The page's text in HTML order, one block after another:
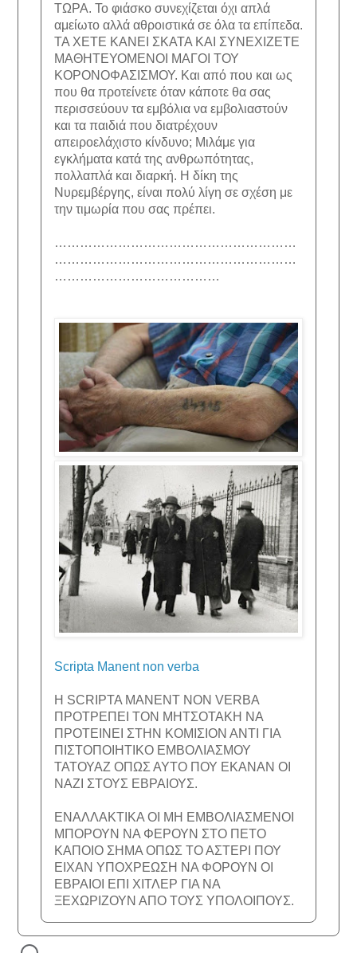
ΤΩΡΑ. Το φιάσκο συνεχίζεται όχι απλά
αμείωτο αλλά αθροιστικά σε όλα τα επίπεδα.
ΤΑ ΧΕΤΕ ΚΑΝΕΙ ΣΚΑΤΑ ΚΑΙ ΣΥΝΕΧΙΖΕΤΕ
ΜΑΘΗΤΕΥΟΜΕΝΟΙ ΜΑΓΟΙ ΤΟΥ
ΚΟΡΟΝΟΦΑΣΙΣΜΟΥ. Και από που και ως
που θα προτείνετε όταν κάποτε θα σας
περισσεύουν τα εμβόλια να εμβολιαστούν
και τα παιδιά που διατρέχουν
απειροελάχιστο κίνδυνο; Μιλάμε για
εγκλήματα κατά της ανθρωπότητας,
πολλαπλά και διαρκή. Η δίκη της
Νυρεμβέργης, είναι πολύ λίγη σε σχέση με
την τιμωρία που σας πρέπει.
…………………………………………………
…………………………………………………
…………………………………
Scripta Manent non verba
Η SCRIPTA MANENT NON VERBA
ΠΡΟΤΡΕΠΕΙ ΤΟΝ ΜΗΤΣΟΤΑΚΗ ΝΑ
ΠΡΟΤΕΙΝΕΙ ΣΤΗΝ ΚΟΜΙΣΙΟΝ ΑΝΤΙ ΓΙΑ
ΠΙΣΤΟΠΟΙΗΤΙΚΟ ΕΜΒΟΛΙΑΣΜΟΥ
ΤΑΤΟΥΑΖ ΟΠΩΣ ΑΥΤΟ ΠΟΥ ΕΚΑΝΑΝ ΟΙ
ΝΑΖΙ ΣΤΟΥΣ ΕΒΡΑΙΟΥΣ.
ΕΝΑΛΛΑΚΤΙΚΑ ΟΙ ΜΗ ΕΜΒΟΛΙΑΣΜΕΝΟΙ
ΜΠΟΡΟΥΝ ΝΑ ΦΕΡΟΥΝ ΣΤΟ ΠΕΤΟ
ΚΑΠΟΙΟ ΣΗΜΑ ΟΠΩΣ ΤΟ ΑΣΤΕΡΙ ΠΟΥ
ΕΙΧΑΝ ΥΠΟΧΡΕΩΣΗ ΝΑ ΦΟΡΟΥΝ ΟΙ
ΕΒΡΑΙΟΙ ΕΠΙ ΧΙΤΛΕΡ ΓΙΑ ΝΑ
ΞΕΧΩΡΙΖΟΥΝ ΑΠΟ ΤΟΥΣ ΥΠΟΛΟΙΠΟΥΣ.